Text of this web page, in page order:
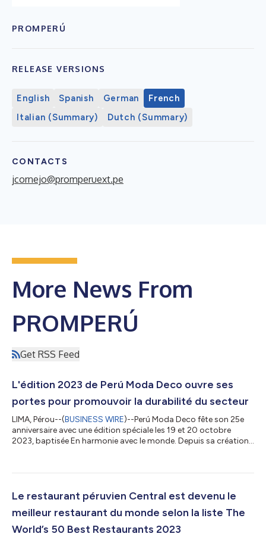
PROMPERÚ
RELEASE VERSIONS
English Spanish German
French
Italian (Summary)
Dutch (Summary)
CONTACTS
jcornejo@promperuext.pe
More News From
PROMPERÚ
Get RSS Feed
L'édition 2023 de Perú Moda Deco ouvre ses
portes pour promouvoir la durabilité du secteur
LIMA, Pérou--(BUSINESS WIRE)--Perú Moda Deco fête son 25e
anniversaire avec une édition spéciale les 19 et 20 octobre
2023, baptisée En harmonie avec le monde. Depuis sa création,
au monde les meilleures exportations de ce secteur péruvien, y
bébés et pour enfants, ainsi que les chaussures, la joaillerie, la
Le restaurant péruvien Central est devenu le
meilleur restaurant du monde selon la liste The
World’s 50 Best Restaurants 2023